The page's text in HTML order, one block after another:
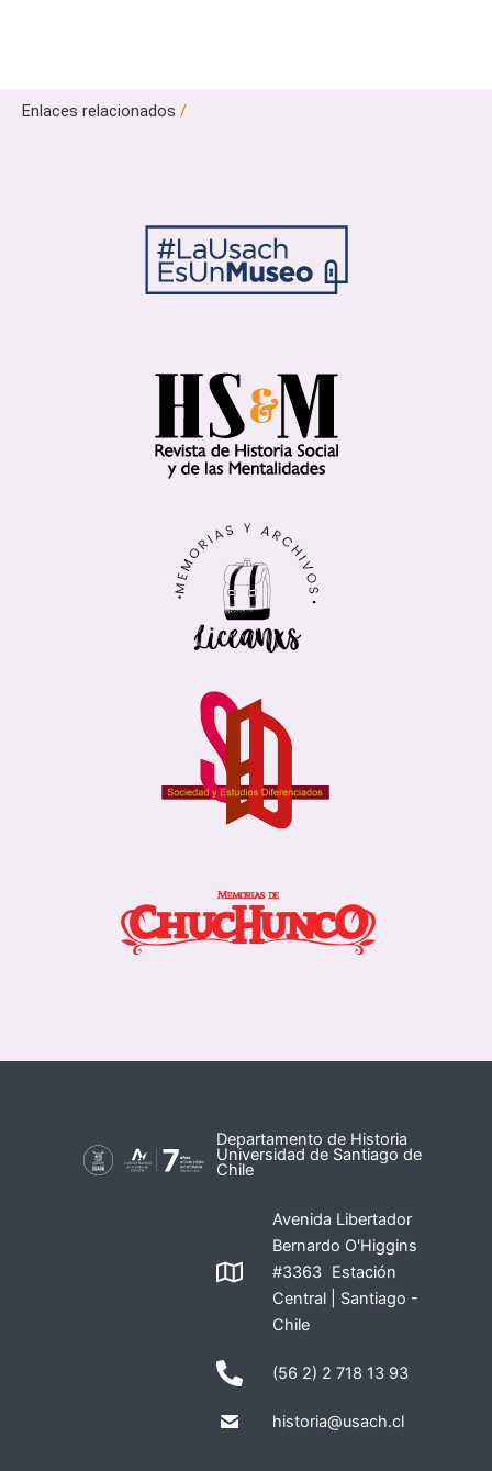
Enlaces relacionados /
Departamento de Historia
Universidad de Santiago de
Chile
Avenida Libertador
Bernardo O'Higgins
#3363 Estación
Central | Santiago -
Chile
(56 2) 2 718 13 93
historia@usach.cl